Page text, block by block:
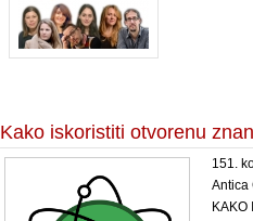
Kako iskoristiti otvorenu
151.
Antica
KAKO